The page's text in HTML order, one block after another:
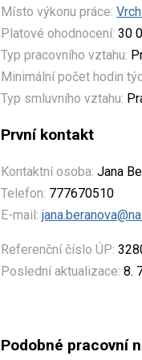
Místo výkonu práce:
Platové ohodnocení: 30
Typ pracovního vztahu:
Minimální počet hodin
Typ smluvního vztahu:
První kontakt
Kontaktní osoba: Jana
Telefon: 777670510
E-mail:
Referenční číslo ÚP:
Poslední aktualizace: 8.
Podobné pracovní